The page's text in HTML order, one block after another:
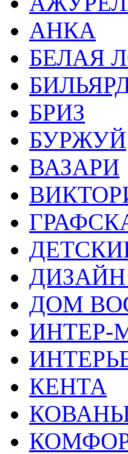
АНКА
БЕЛАЯ
БРИЗ
БУРЖУЙ
ВАЗАРИ
ДОМ
ИНТЕР-
КЕНТА